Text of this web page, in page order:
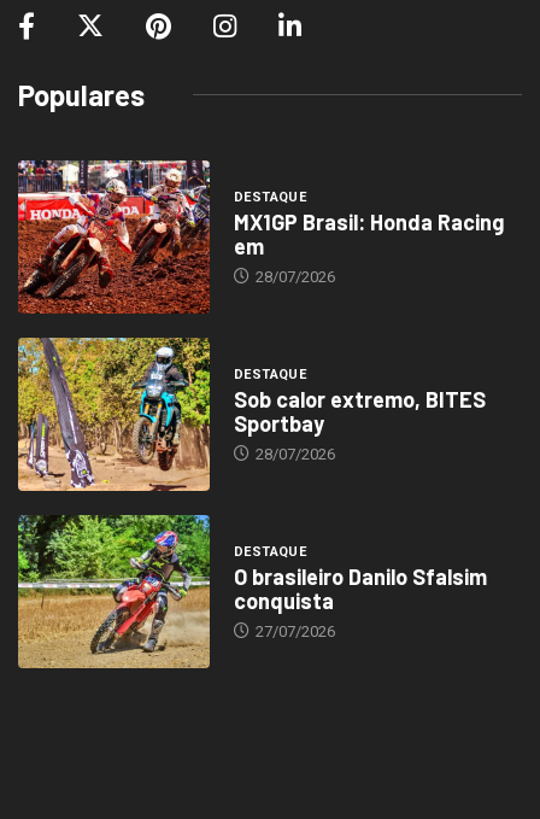
Populares
DESTAQUE
MX1GP Brasil: Honda Racing
em
28/07/2026
DESTAQUE
Sob calor extremo, BITES
Sportbay
28/07/2026
DESTAQUE
O brasileiro Danilo Sfalsim
conquista
27/07/2026